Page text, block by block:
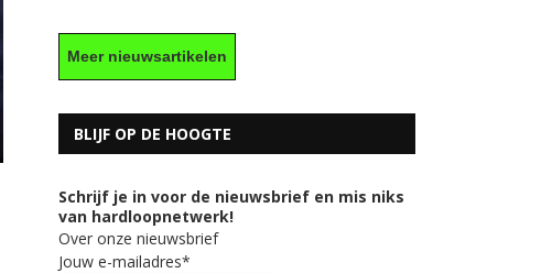
Meer nieuwsartikelen
BLIJF OP DE HOOGTE
Schrijf je in voor de nieuwsbrief en mis niks
van hardloopnetwerk!
Over onze nieuwsbrief
Jouw e-mailadres*